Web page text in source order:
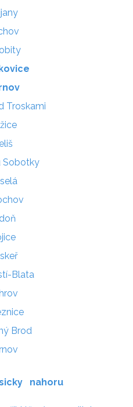
Troskami
Sobotky
Blata
Brod
nahoru